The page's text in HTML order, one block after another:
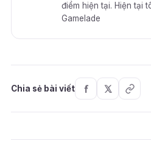
điểm hiện tại. Hiện tại
Gamelade
Chia sẻ bài viết